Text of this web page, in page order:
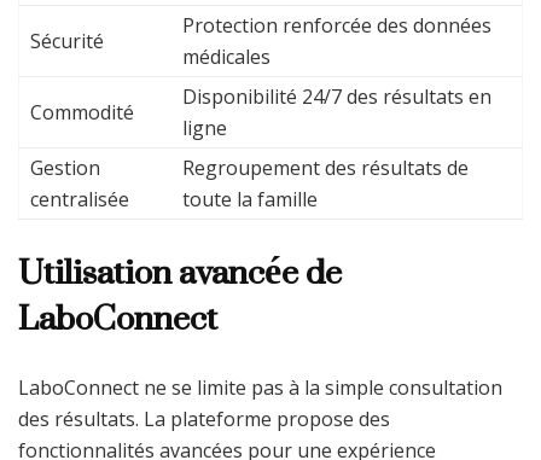
Sécurité
Protection renforcée des données
médicales
Commodité
Disponibilité 24/7 des résultats en
ligne
Gestion
centralisée
Regroupement des résultats de
toute la famille
Utilisation avancée de
LaboConnect
LaboConnect ne se limite pas à la simple consultation
des résultats. La plateforme propose des
fonctionnalités avancées pour une expérience